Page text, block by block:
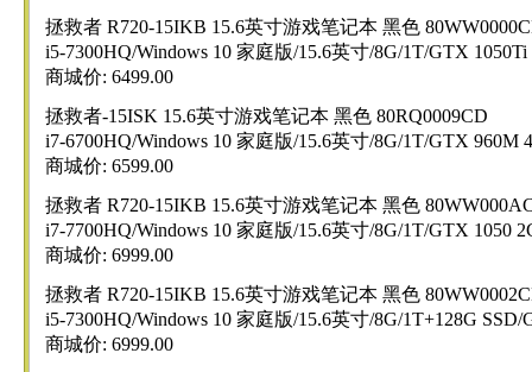
拯救者 R720-15IKB 15.6英寸游戏笔记本 黑色
i5-7300HQ/Windows 10 家庭版/15.6英寸/8G/1T/GTX
商城价: 6499.00
拯救者-15ISK 15.6英寸游戏笔记本 黑色 80RQ0009CD
i7-6700HQ/Windows 10 家庭版/15.6英寸/8G/1T/GTX 960M
商城价: 6599.00
拯救者 R720-15IKB 15.6英寸游戏笔记本 黑色
i7-7700HQ/Windows 10 家庭版/15.6英寸/8G/1T/GTX 1050
商城价: 6999.00
拯救者 R720-15IKB 15.6英寸游戏笔记本 黑色
i5-7300HQ/Windows 10 家庭版/15.6英寸/8G/1T+128G
商城价: 6999.00